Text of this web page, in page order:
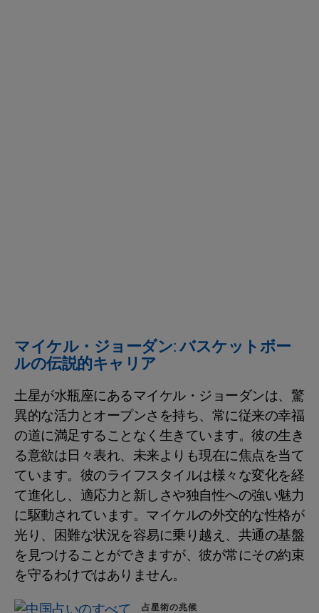
マイケル・ジョーダン: バスケットボー
ルの伝説的キャリア
土星が水瓶座にあるマイケル・ジョーダンは、驚
異的な活力とオープンさを持ち、常に従来の幸福
の道に満足することなく生きています。彼の生き
る意欲は日々表れ、未来よりも現在に焦点を当て
ています。彼のライフスタイルは様々な変化を経
て進化し、適応力と新しさや独自性への強い魅力
に駆動されています。マイケルの外交的な性格が
光り、困難な状況を容易に乗り越え、共通の基盤
を見つけることができますが、彼が常にその約束
を守るわけではありません。
占星術の兆候